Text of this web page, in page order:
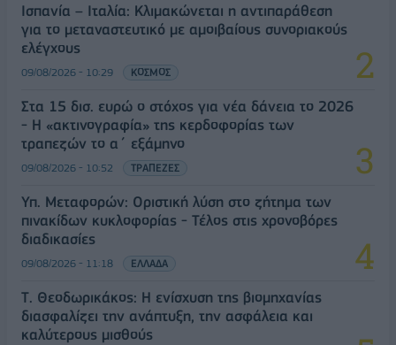
Ισπανία – Ιταλία: Κλιμακώνεται η αντιπαράθεση
για το μεταναστευτικό με αμοιβαίους συνοριακούς
ελέγχους
09/08/2026 - 10:29 ΚΟΣΜΟΣ
Στα 15 δισ. ευρώ ο στόχος για νέα δάνεια το 2026
- Η «ακτινογραφία» της κερδοφορίας των
τραπεζών το α΄ εξάμηνο
09/08/2026 - 10:52 ΤΡΑΠΕΖΕΣ
Υπ. Μεταφορών: Οριστική λύση στο ζήτημα των
πινακίδων κυκλοφορίας - Τέλος στις χρονοβόρες
διαδικασίες
09/08/2026 - 11:18 ΕΛΛΑΔΑ
Τ. Θεοδωρικάκος: Η ενίσχυση της βιομηχανίας
διασφαλίζει την ανάπτυξη, την ασφάλεια και
καλύτερους μισθούς